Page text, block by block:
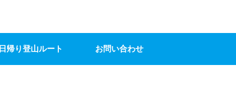
日帰り登山ルート お問い合わせ